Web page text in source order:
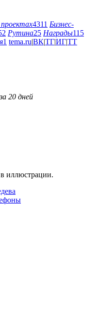
4311 Бизнес-
Рутина25 Награды115
1 tema.ru|ВК|ТГ|ИГ|ТТ
20 дней
в иллюстрации.